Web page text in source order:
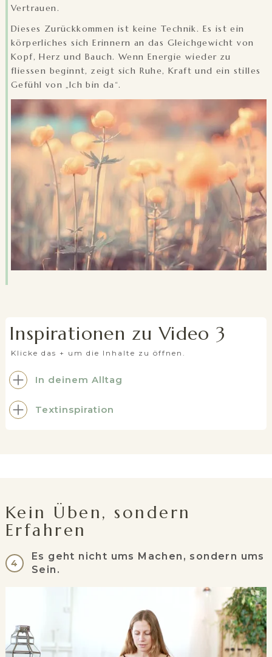
Vertrauen.
Dieses Zurückkommen ist keine Technik. Es ist ein
körperliches sich Erinnern an das Gleichgewicht von
Kopf, Herz und Bauch. Wenn Energie wieder zu
fliessen beginnt, zeigt sich Ruhe, Kraft und ein stilles
Gefühl von „Ich bin da“.
Inspirationen zu Video 3
Klicke das + um die Inhalte zu öffnen.
In deinem Alltag
Textinspiration
Kein Üben, sondern
Erfahren
4
Es geht nicht ums Machen, sondern ums
Sein.